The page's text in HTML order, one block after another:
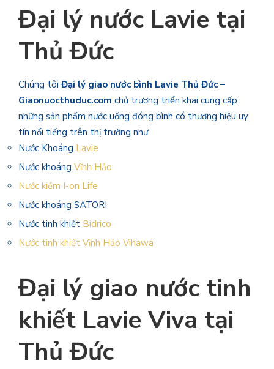
Đại lý nước Lavie tại
Thủ Đức
Chúng tôi Đại lý giao nước bình Lavie Thủ Đức –
Giaonuocthuduc.com chủ trương triển khai cung cấp
những sản phẩm nước uống đóng bình có thương hiệu uy
tín nổi tiếng trên thị trường như:
Nước Khoáng Lavie
Nước khoáng Vĩnh Hảo
Nước kiềm I-on Life
Nước khoáng SATORI
Nước tinh khiết Bidrico
Nước tinh khiết Vĩnh Hảo Vihawa
Đại lý giao nước tinh
khiết Lavie Viva tại
Thủ Đức